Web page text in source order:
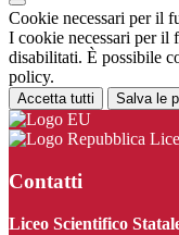
Cookie necessari per il
I cookie necessari per il
disabilitati. È possibile
policy.
Accetta tutti Salva le
Contatti
Liceo Scientifico